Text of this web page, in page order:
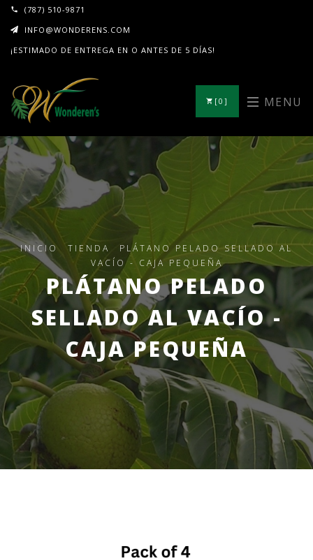
(787) 510-9871
INFO@WONDERENS.COM
¡ESTIMADO DE ENTREGA EN O ANTES DE 5 DÍAS!
[0] MENU
INICIO TIENDA
PLÁTANO PELADO SELLADO AL
VACÍO - CAJA PEQUEÑA
PLÁTANO PELADO
SELLADO AL VACÍO -
CAJA PEQUEÑA